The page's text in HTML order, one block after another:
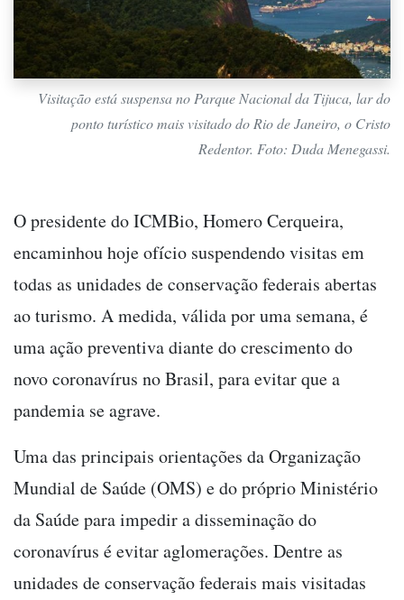
Visitação está suspensa no Parque Nacional da Tijuca, lar do
ponto turístico mais visitado do Rio de Janeiro, o Cristo
Redentor. Foto: Duda Menegassi.
O presidente do ICMBio, Homero Cerqueira,
encaminhou hoje ofício suspendendo visitas em
todas as unidades de conservação federais abertas
ao turismo. A medida, válida por uma semana, é
uma ação preventiva diante do crescimento do
novo coronavírus no Brasil, para evitar que a
pandemia se agrave.
Uma das principais orientações da Organização
Mundial de Saúde (OMS) e do próprio Ministério
da Saúde para impedir a disseminação do
coronavírus é evitar aglomerações. Dentre as
unidades de conservação federais mais visitadas